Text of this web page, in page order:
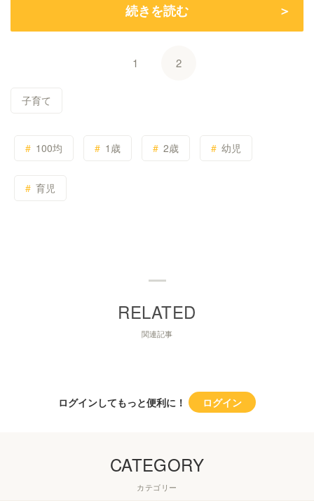
続きを読む
1 2
子育て
100均 1歳 2歳 幼児
育児
関連記事
ログインしてもっと便利に！ ログイン
CATEGORY
カテゴリー